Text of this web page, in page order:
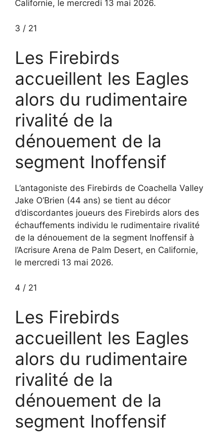
Californie, le mercredi 13 mai 2026.
3 / 21
Les Firebirds
accueillent les Eagles
alors du rudimentaire
rivalité de la
dénouement de la
segment Inoffensif
L’antagoniste des Firebirds de Coachella Valley
Jake O’Brien (44 ans) se tient au décor
d’discordantes joueurs des Firebirds alors des
échauffements individu le rudimentaire rivalité
de la dénouement de la segment Inoffensif à
l’Acrisure Arena de Palm Desert, en Californie,
le mercredi 13 mai 2026.
4 / 21
Les Firebirds
accueillent les Eagles
alors du rudimentaire
rivalité de la
dénouement de la
segment Inoffensif